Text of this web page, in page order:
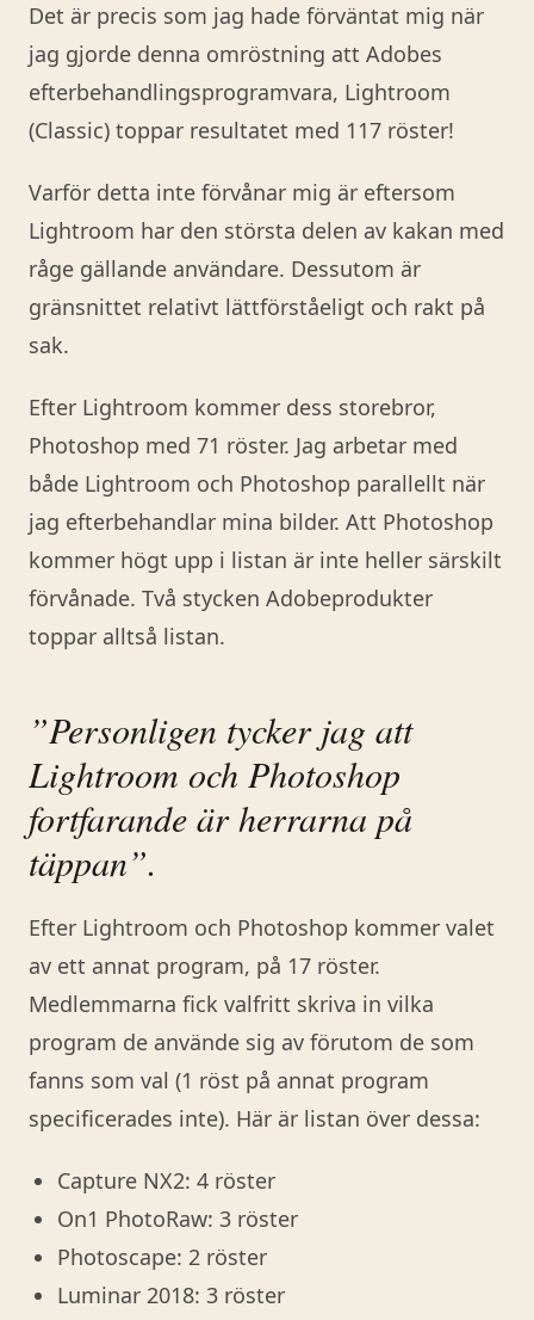
Det är precis som jag hade förväntat mig när
jag gjorde denna omröstning att Adobes
efterbehandlingsprogramvara, Lightroom
(Classic) toppar resultatet med 117 röster!
Varför detta inte förvånar mig är eftersom
Lightroom har den största delen av kakan med
råge gällande användare. Dessutom är
gränsnittet relativt lättförståeligt och rakt på
sak.
Efter Lightroom kommer dess storebror,
Photoshop med 71 röster. Jag arbetar med
både Lightroom och Photoshop parallellt när
jag efterbehandlar mina bilder. Att Photoshop
kommer högt upp i listan är inte heller särskilt
förvånade. Två stycken Adobeprodukter
toppar alltså listan.
”Personligen tycker jag att
Lightroom och Photoshop
fortfarande är herrarna på
täppan”.
Efter Lightroom och Photoshop kommer valet
av ett annat program, på 17 röster.
Medlemmarna fick valfritt skriva in vilka
program de använde sig av förutom de som
fanns som val (1 röst på annat program
specificerades inte). Här är listan över dessa:
Capture NX2: 4 röster
On1 PhotoRaw: 3 röster
Photoscape: 2 röster
Luminar 2018: 3 röster